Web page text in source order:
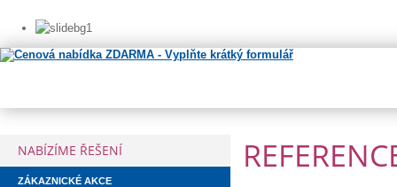
NABÍZÍME ŘEŠENÍ
ZÁKAZNICKÉ AKCE